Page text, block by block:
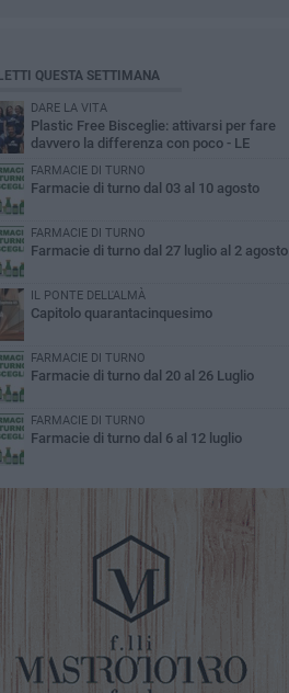
QUESTA SETTIMANA
DARE LA VITA
Plastic Free Bisceglie: attivarsi per fare
davvero la differenza con poco - LE
FARMACIE DI TURNO
Farmacie di turno dal 03 al 10 agosto
FARMACIE DI TURNO
Farmacie di turno dal 27 luglio al 2 agosto
IL PONTE DELL'ALMÀ
Capitolo quarantacinquesimo
FARMACIE DI TURNO
Farmacie di turno dal 20 al 26 Luglio
FARMACIE DI TURNO
Farmacie di turno dal 6 al 12 luglio